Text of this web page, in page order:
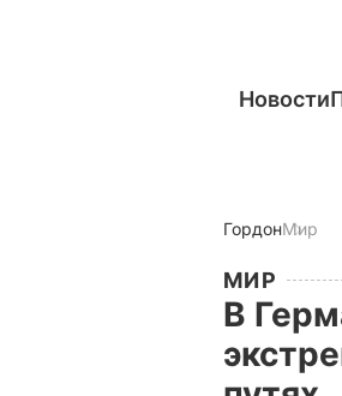
Новости
ГордонМир
МИР
В